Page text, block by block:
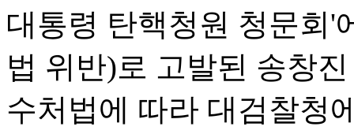
대통령 탄핵청원 청문회'
법 위반)로 고발된 송창
수처법에 따라 대검찰청